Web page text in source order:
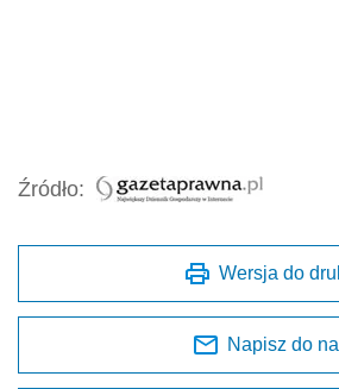
Źródło:
Wersja do
Napisz do